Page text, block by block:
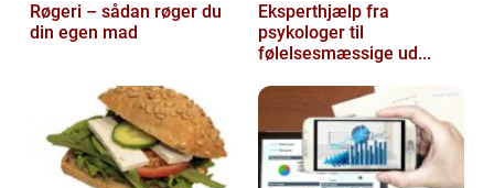
Røgeri – sådan røger du
din egen mad
Eksperthjælp fra
psykologer til
følelsesmæssige ud...